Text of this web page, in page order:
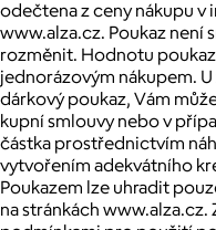
odečtena z ceny nákupu
www.alza.cz. Poukaz není
rozměnit. Hodnotu
jednorázovým nákupem.
dárkový poukaz, Vám
kupní smlouvy nebo v
částka prostřednictvím
vytvořením adekvátního
Poukazem lze uhradit
na stránkách